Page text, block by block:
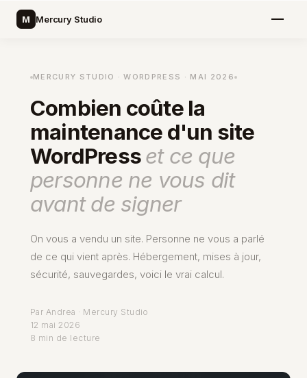
M Mercury Studio
MERCURY STUDIO · WORDPRESS · MAI 2026
Combien coûte la
maintenance d'un site
WordPresset ce que
personne ne vous dit
avant de signer
On vous a vendu un site. Personne ne vous a parlé
de ce qui vient après. Hébergement, mises à jour,
sécurité, sauvegardes, voici le vrai calcul.
Par Andrea · Mercury Studio
12 mai 2026
8 min de lecture